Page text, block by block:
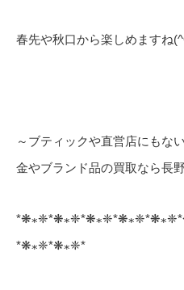
春先や秋口から楽しめますね
～ブティックや直営店にもな
金やブランド品の買取なら長
*❋⁎❈*❋⁎❈*